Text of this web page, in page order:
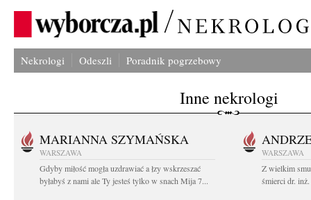
Nekrologi Odeszli Poradnik pogrzebowy
Inne nekrologi
MARIANNA SZYMAŃSKA
WARSZAWA
Gdyby miłość mogła uzdrawiać a łzy wskrzeszać
byłabyś z nami ale Ty jesteś tylko w snach Mija 7...
WARSZAWA
Z wielkim
śmierci dr.